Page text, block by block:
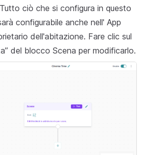
ciò che si configura in questo
configurabile anche nell' App
dell'abitazione. Fare clic sul
del blocco Scena per modificarlo.